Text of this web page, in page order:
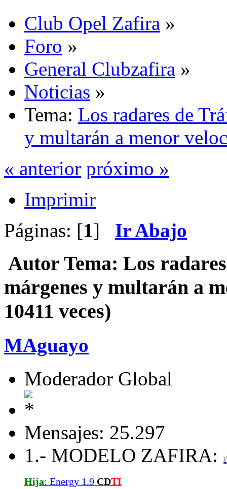
Club Opel Zafira »
Foro »
General Clubzafira »
Noticias »
Tema: Los radares de
y multarán a menor
« anterior próximo »
Imprimir
Páginas: [1] Ir Abajo
Autor Tema: Los
márgenes y multarán a
10411 veces)
MAguayo
Moderador Global
Mensajes: 25.297
1.- MODELO ZAFIRA:
Hija: Energy 1.9 CDTI